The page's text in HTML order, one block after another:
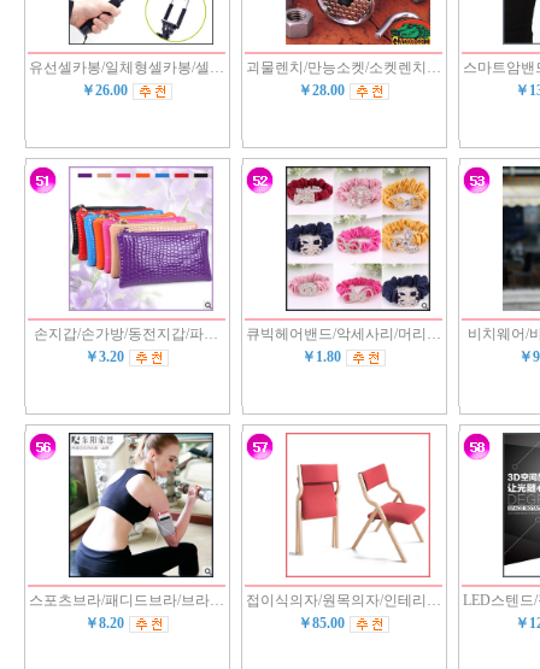
유선셀카봉/일체형셀카봉/셀…
￥26.00
괴물렌치/만능소켓/소켓렌치…
￥28.00
스마트암
￥
손지갑/손가방/동전지갑/파…
￥3.20
큐빅헤어밴드/악세사리/머리…
￥1.80
비치웨어/
￥
스포츠브라/패디드브라/브라…
￥8.20
접이식의자/원목의자/인테리…
￥85.00
LED스텐
￥